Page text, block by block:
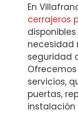
En
cerrajeros
necesidad
seguridad
servicios,
puertas,